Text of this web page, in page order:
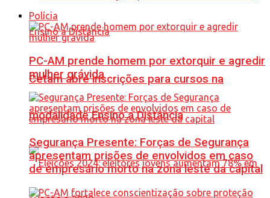
Cetam abre inscrições para cursos na
modalidade Ensino a Distância
Polícia
PC-AM prende homem por extorquir e agredir
mulher grávida
Segurança Presente: Forças de Segurança
apresentam prisões de envolvidos em caso
de empresário morto na zona leste da capital